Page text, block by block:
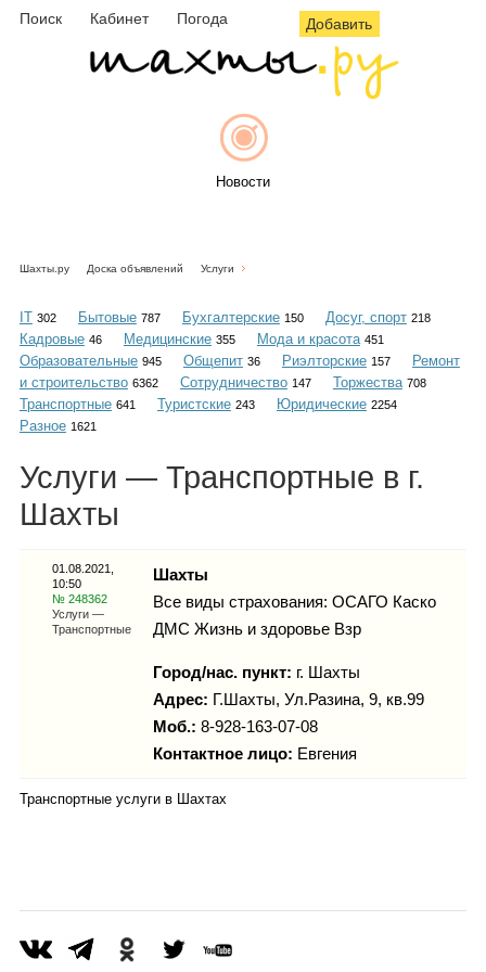
Поиск Кабинет Погода Добавить
Новости
Объявления
Каталог
Инфо
Гороскоп
Карты
Фотогалерея
Шахты.ру Доска объявлений Услуги
IT 302 Бытовые 787 Бухгалтерские 150 Досуг, спорт 218
Кадровые 46 Медицинские 355 Мода и красота 451
Образовательные 945 Общепит 36 Риэлторские 157
Ремонт
и строительство 6362 Сотрудничество 147 Торжества 708
Транспортные 641 Туристские 243 Юридические 2254
Разное 1621
Услуги — Транспортные в г.
Шахты
01.08.2021,
10:50
№ 248362
Услуги —
Транспортные
Шахты
Все виды страхования: ОСАГО Каско
ДМС Жизнь и здоровье Взр
Город/нас. пункт: г. Шахты
Адрес: Г.Шахты, Ул.Разина, 9, кв.99
Моб.: 8-928-163-07-08
Контактное лицо: Евгения
Транспортные услуги в Шахтах